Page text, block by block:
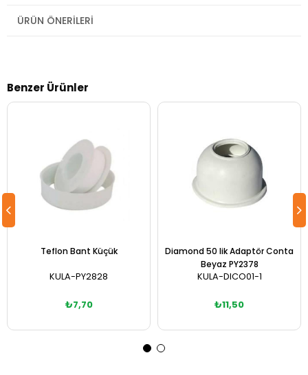
ÜRÜN ÖNERILERI
Benzer Ürünler
Teflon Bant Küçük
KULA-PY2828
₺7,70
Diamond 50 lik Adaptör Conta
Beyaz PY2378
KULA-DICO01-1
₺11,50